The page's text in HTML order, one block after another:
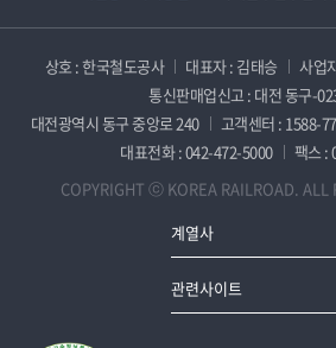
상호 : 한국철도공사 대표자 : 김태승
사업
통신판매업신고 : 대전 동구-
대전광역시 동구 중앙로 240
고객센터 : 1588-
대표전화 : 042-472-5000
팩스 :
COPYRIGHT ⓒ KOREA RAILROAD. ALL
계열사
관련사이트